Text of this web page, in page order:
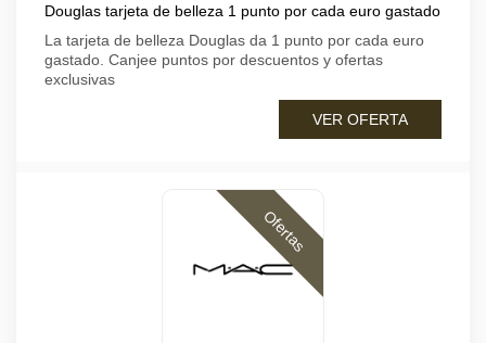
Douglas tarjeta de belleza 1 punto por cada euro gastado
La tarjeta de belleza Douglas da 1 punto por cada euro
gastado. Canjee puntos por descuentos y ofertas
exclusivas
VER OFERTA
Ofertas